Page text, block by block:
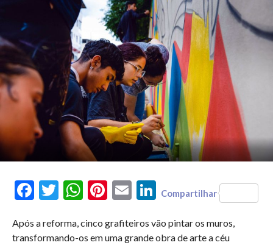
FacebookTwitterWhatsAppPinterest
Email LinkedIn
Compartilhar
Após a reforma, cinco grafiteiros vão pintar os muros,
transformando-os em uma grande obra de arte a céu